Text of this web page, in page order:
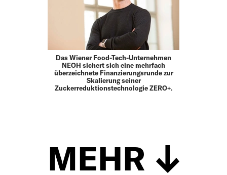
Das Wiener Food-Tech-Unternehmen
NEOH sichert sich eine mehrfach
überzeichnete Finanzierungsrunde zur
Skalierung seiner
Zuckerreduktionstechnologie ZERO+.
MEHR